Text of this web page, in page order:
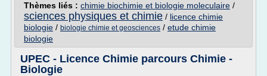
Thèmes liés : chimie biochimie et biologie moleculaire /
sciences physiques et chimie / licence chimie
biologie / biologie chimie et geosciences / etude chimie
biologie
UPEC - Licence Chimie parcours Chimie -
Biologie